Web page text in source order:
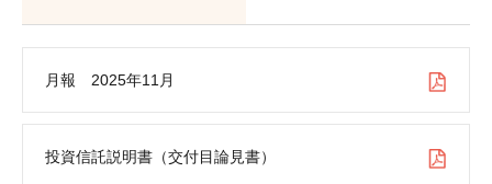
月報 2025年11月
投資信託説明書（交付目論見書）